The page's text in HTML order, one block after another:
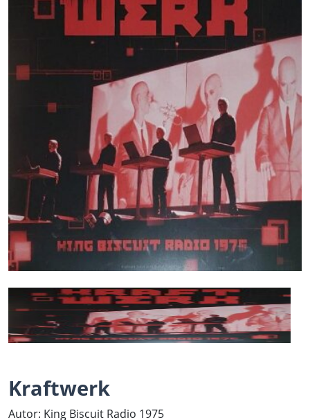
Kraftwerk
Autor: King Biscuit Radio 1975